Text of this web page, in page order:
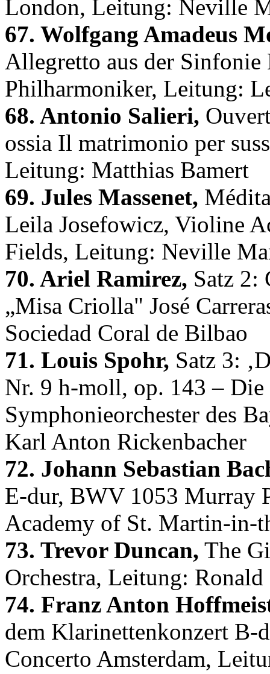
London, Leitung: Neville
67. Wolfgang Amadeus
Allegretto aus der
Philharmoniker, Leitung:
68. Antonio Salieri,
ossia Il matrimonio per
Leitung: Matthias Bamert
69. Jules Massenet,
Leila Josefowicz, Violine
Fields, Leitung: Neville
70. Ariel Ramirez, Satz 2:
„Misa Criolla" José
Sociedad Coral de Bilbao
71. Louis Spohr, Satz 3:
Nr. 9 h-moll, op. 143 – Die
Symphonieorchester des
Karl Anton Rickenbacher
72. Johann Sebastian
E-dur, BWV 1053 Murray
Academy of St. Martin-in-
73. Trevor Duncan, The
Orchestra, Leitung: Ronald
74. Franz Anton
dem Klarinettenkonzert
Concerto Amsterdam,